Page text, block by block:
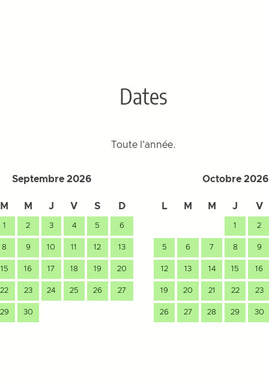
Dates
Toute l'année.
Septembre 2026
M M J V S D
1 2 3 4 5 6
8 9 10 11 12 13
15 16 17 18 19 20
22 23 24 25 26 27
29 30
Octobre 2026
L M M J V
1 2
5 6 7 8 9
12 13 14 15 16
19 20 21 22 23
26 27 28 29 30